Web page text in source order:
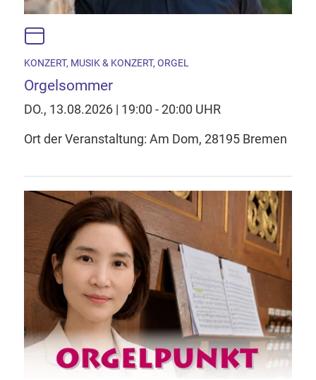
KONZERT, MUSIK & KONZERT, ORGEL
Orgelsommer
DO., 13.08.2026 | 19:00 - 20:00 UHR
Ort der Veranstaltung: Am Dom, 28195 Bremen